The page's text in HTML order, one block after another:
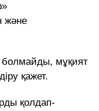
және
болмайды, мұқият
қажет.
қолдап-